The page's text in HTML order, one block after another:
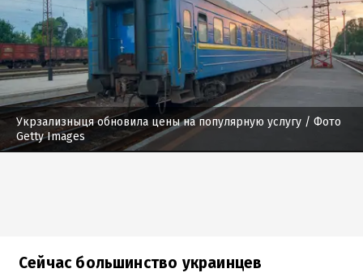
Укрзализныця обновила цены на популярную услугу / Фото
Getty Images
Сейчас большинство украинцев